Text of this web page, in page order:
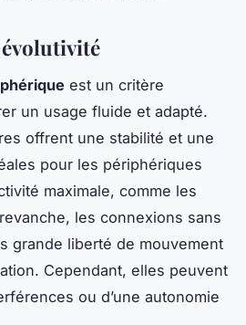
est un critère
un usage fluide et adapté.
offrent une stabilité et une
pour les périphériques
maximale, comme les
les connexions sans
grande liberté de mouvement
Cependant, elles peuvent
ou d’une autonomie